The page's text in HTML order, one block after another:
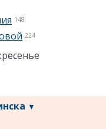
148
224
▼